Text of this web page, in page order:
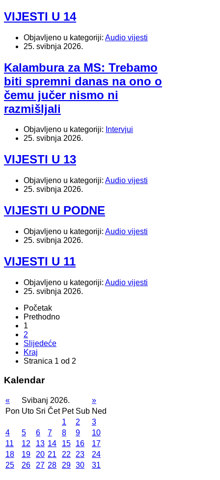
VIJESTI U 14
Objavljeno u kategoriji: Audio vijesti
25. svibnja 2026.
Kalambura za MS: Trebamo
biti spremni danas na ono o
čemu jučer nismo ni
razmišljali
Objavljeno u kategoriji: Intervjui
25. svibnja 2026.
VIJESTI U 13
Objavljeno u kategoriji: Audio vijesti
25. svibnja 2026.
VIJESTI U PODNE
Objavljeno u kategoriji: Audio vijesti
25. svibnja 2026.
VIJESTI U 11
Objavljeno u kategoriji: Audio vijesti
25. svibnja 2026.
Početak
Prethodno
1
2
Slijedeće
Kraj
Stranica 1 od 2
Kalendar
« Svibanj 2026.
»
Pon Uto Sri Čet Pet Sub Ned
1
2
3
4
5 6 7 8 9
10
11
12 13 14 15 16
17
18
19 20 21 22 23
24
25
26 27 28 29 30 31